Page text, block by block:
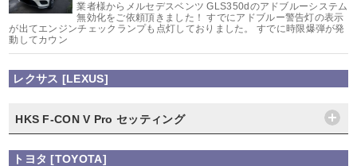
業者様からメルセデスベンツ GLS350dのアドブルーシステム
無効化をご依頼頂きました！ すでにアドブルー警告灯の表示
が出てエンジンチェックランプも点灯しておりました。 すでに時限爆弾が発
動してカウン
レクサス [LEXUS]
HKS F-CON V Pro セッティング
トヨタ [TOYOTA]